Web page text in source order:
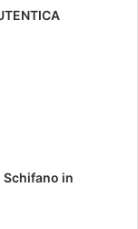
Schifano in